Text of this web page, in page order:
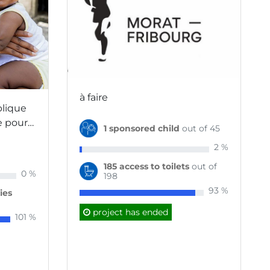
pour
La
d’un
de
0 %
101 %
à faire
1 sponsored child out of 45
2 %
185 access to toilets out of
198
93 %
project has ended